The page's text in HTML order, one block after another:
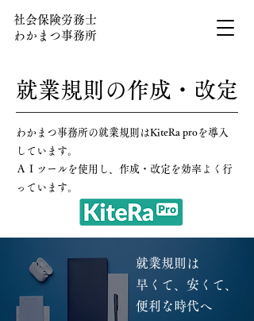
社会保険労務士
わかまつ事務所
​就業規則の作成・改定
わかまつ事務所の就業規則はKiteRa proを導入
しています。
ＡＩツールを使用し、作成・改定を効率よく行
っています。
就業規則は
早くて、安くて、
便利な時代へ